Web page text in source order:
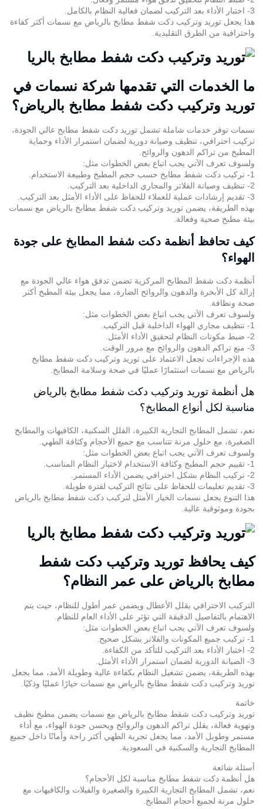
3- اختبار الأداء بعد التركيب لضمان فعالية النظام بالكامل.
هذا يجعل توريد وتركيب دكت شفط مطابخ بالرياض مع نسمات أكثر كفاءة
واحترافية من الطرق التقليدية.
ما الخدمات التي تقدمها شركة نسمات في
توريد وتركيب دكت شفط مطابخ بالرياض؟
نسمات توفر خدمات شاملة تشمل توريد دكت شفط مطابخ عالي الجودة،
تركيب احترافي، تنظيف وصيانة دورية لضمان استمرار الأداء وحماية
المطبخ من تراكم الدهون والروائح.
ولسوف تعرف الآتي يجب اتباع بعض الخطوات مثل:
1- تركيب دكت شفط مطابخ حسب حجم المطبخ وطبيعة الاستخدام.
2- تنظيف وصيانة الفلاتر والمجاري الداخلية بعد التركيب.
3- تقديم إرشادات عملية للعملاء للحفاظ على الأداء الأمثل بعد التركيب.
بهذه الطريقة، يضمن توريد وتركيب دكت شفط مطابخ بالرياض مع نسمات
بيئة مطبخ صحية وفعالة.
كيف تحافظ أنظمة دكت شفط المطابخ على جودة
الهواء؟
أنظمة دكت شفط المطابخ المركزية تضمن تدفق هواء عالي الجودة مع
إزالة كل الأبخرة والدهون والروائح الضارة، مما يجعل بيئة المطبخ أكثر
صحة ونظافة.
ولسوف تعرف الآتي يجب اتباع بعض الخطوات مثل:
1- تنظيف مجاري الهواء الداخلية قبل التركيب.
2- ضبط مكونات النظام لتحقيق الأداء الأمثل.
3- منع تراكم الدهون والروائح مع مرور الوقت.
هذه الإجراءات تجعل الاعتماد على توريد وتركيب دكت شفط مطابخ
بالرياض مع نسمات استثمارًا عمليًا في صحة وسلامة المطابخ.
هل أنظمة توريد وتركيب دكت شفط مطابخ بالرياض
مناسبة لكل أنواع المطابخ؟
نعم، تشمل المطابخ التجارية الكبيرة، الفلل السكنية، الكافيهات والمطابخ
الصغيرة، مع حلول مرنة تتناسب مع جميع الأحجام وكثافة الطهي.
ولسوف تعرف الآتي يجب اتباع بعض الخطوات مثل:
1- تقييم حجم المطبخ وكثافة الاستخدام لاختيار النظام المناسب.
2- تركيب النظام بشكل احترافي يضمن الأداء المستمر.
3- تقديم تعليمات للحفاظ على نتائج التركيب لفترة طويلة.
هذا التنوع يجعل نسمات الخيار الأمثل لتركيب دكت شفط مطابخ بالرياض
بجودة وموثوقية عالية.
كيف يحافظ توريد وتركيب دكت شفط
مطابخ بالرياض على عمر النظام؟
التركيب الاحترافي يقلل الأعطال ويضمن عمر أطول للنظام، حيث يتم
الاهتمام بالتفاصيل الدقيقة التي تؤثر على الأداء العام للنظام.
ولسوف تعرف الآتي يجب اتباع بعض الخطوات مثل:
1- تركيب جميع المكونات والفلاتر بشكل صحيح.
2- اختبار الأداء بعد التركيب للتأكد من الكفاءة.
3- الصيانة الدورية لضمان استمرار الأداء الأمثل.
بهذه الطريقة، يضمن تشغيل النظام بكفاءة عالية وطويلة الأمد، مما يجعل
توريد وتركيب دكت شفط مطابخ بالرياض مع نسمات خيارًا عمليًا وذكيًا.
خاتمة
توريد وتركيب دكت شفط مطابخ بالرياض مع نسمات يضمن مطبخ نظيف
وتهوية فعالة، يقلل تراكم الدهون والروائح ويحسن جودة الهواء، مع أداء
مستمر وطويل الأمد، مما يجعل تجربة الطهي أكثر راحة وأمانًا داخل جميع
المطابخ التجارية والسكنية في السعودية.
أسئلة شائعة
هل أنظمة دكت شفط مطابخ مناسبة لكل الأحجام؟
نعم، تشمل المطابخ التجارية الكبيرة والصغيرة والفيلات والكافيهات مع
حلول مرنة لجميع أحجام المطابخ.